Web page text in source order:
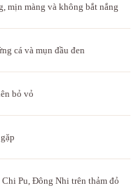
mịn màng và không bắt nắng
cá và mụn đầu đen
bỏ vỏ
Pu, Đông Nhi trên thảm đỏ